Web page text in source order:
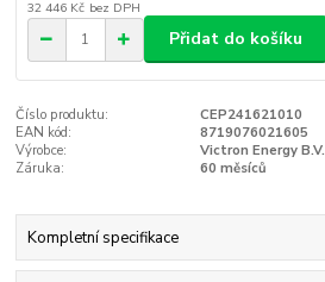
32 446 Kč bez DPH
Přidat do košíku
Číslo produktu:
CEP241621010
EAN kód:
8719076021605
Výrobce:
Victron Energy B.V.
Záruka:
60 měsíců
Kompletní specifikace